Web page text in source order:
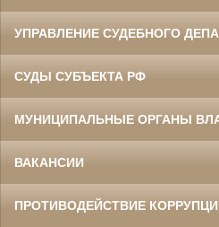
УПРАВЛЕНИЕ СУДЕБНОГО
СУДЫ СУБЪЕКТА РФ
МУНИЦИПАЛЬНЫЕ ОРГАНЫ
ВАКАНСИИ
ПРОТИВОДЕЙСТВИЕ